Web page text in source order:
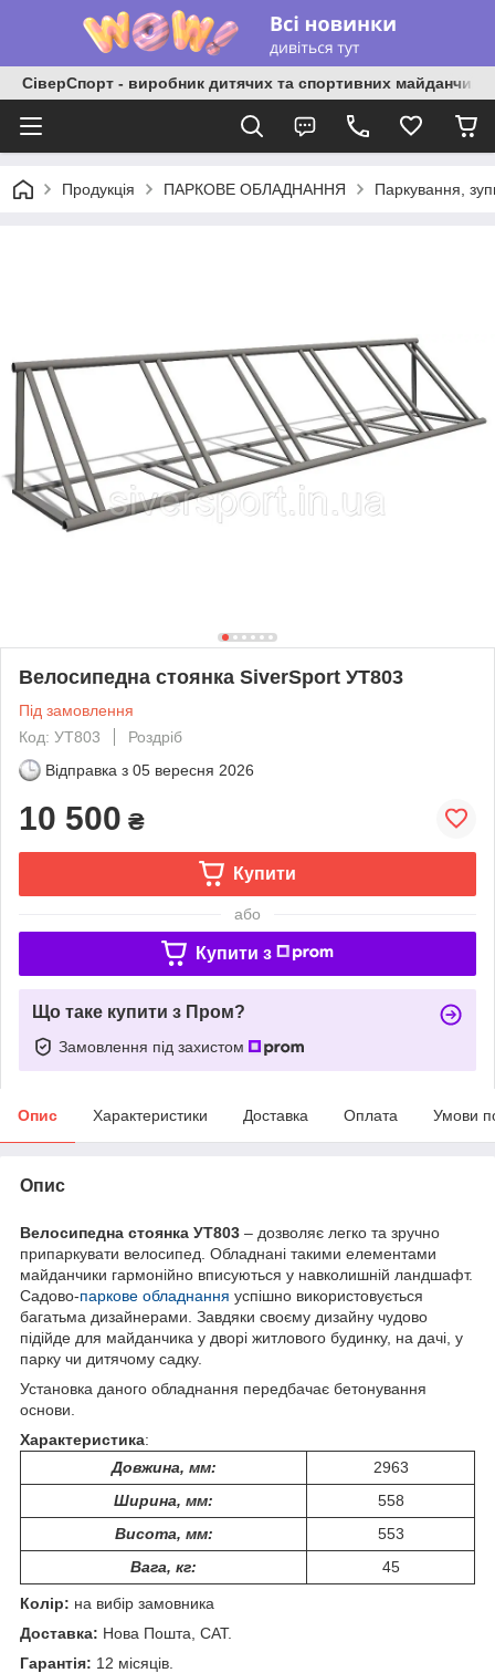
СіверСпорт - виробник дитячих та спортивних майданчиків
Продукція ПАРКОВЕ ОБЛАДНАННЯ Паркування,
Велосипедна стоянка SiverSport УТ803
Під замовлення
Код: УТ803
Роздріб
Відправка з 05 вересня 2026
10 500 ₴
Купити
або
Купити з
Що таке купити з Пром?
Замовлення під захистом
Опис Характеристики Доставка Оплата Умови
Опис
Велосипедна стоянка УТ803 – дозволяє легко та зручно
припаркувати велосипед. Обладнані такими елементами
майданчики гармонійно вписуються у навколишній ландшафт.
Садово-паркове обладнання успішно використовується
багатьма дизайнерами. Завдяки своєму дизайну чудово
підійде для майданчика у дворі житлового будинку, на дачі, у
парку чи дитячому садку.
Установка даного обладнання передбачає бетонування
основи.
Характеристика:
Довжина, мм:
2963
Ширина, мм:
558
Висота, мм:
553
Вага, кг:
45
Колір: на вибір замовника
Доставка: Нова Пошта, САТ.
Гарантія: 12 місяців.